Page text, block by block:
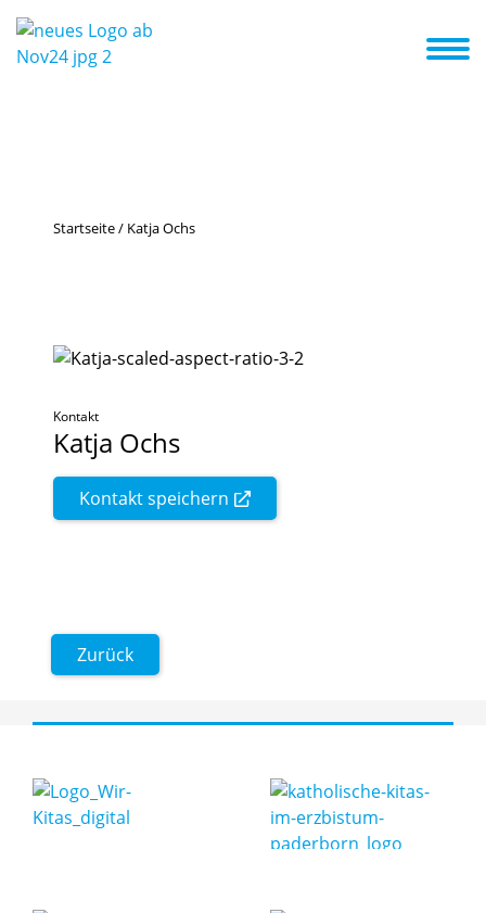
& Kurse Erste Schritte in die Kita Aktuelles + Termine
Startseite/ Katja Ochs
Kontakt
Katja Ochs
Kontakt speichern
Zurück